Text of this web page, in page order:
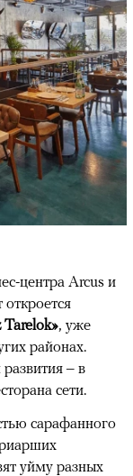
центра Arcus и
, уже
районах.
– в
сети.
сарафанного
уйму разных